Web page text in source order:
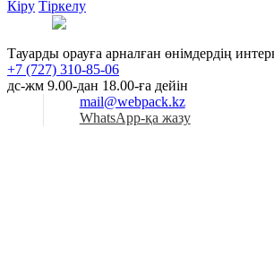
Кіру Тіркелу
Тауарды орауға арналған өнімдердің
+7 (727) 310-85-06
дс-жм 9.00-дан 18.00-ға дейін
mail@webpack.kz
WhatsApp-қа жазу